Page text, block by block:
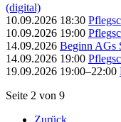
(digital)
10.09.2026 18:30
10.09.2026 19:00
14.09.2026 Beginn AGs
14.09.2026 19:00
19.09.2026 19:00–22:00
Seite 2 von 9